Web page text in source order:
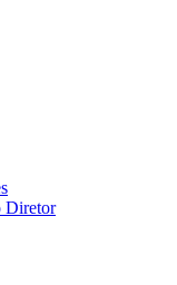
Diretor